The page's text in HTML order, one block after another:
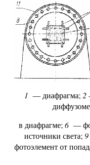
1 — диафрагма; 2
в диафрагме;6 —
источники света;
фотоэлемент от